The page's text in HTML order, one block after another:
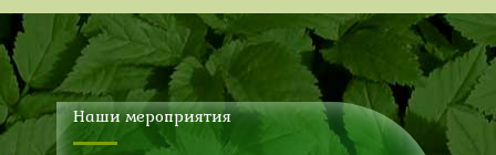
Наши мероприятия